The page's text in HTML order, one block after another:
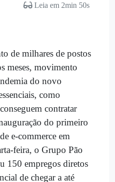
Leia em 2min 50s
de milhares de postos
meses, movimento
do novo
como
contratar
do primeiro
e-commerce em
feira, o Grupo Pão
150 empregos diretos
de chegar a até